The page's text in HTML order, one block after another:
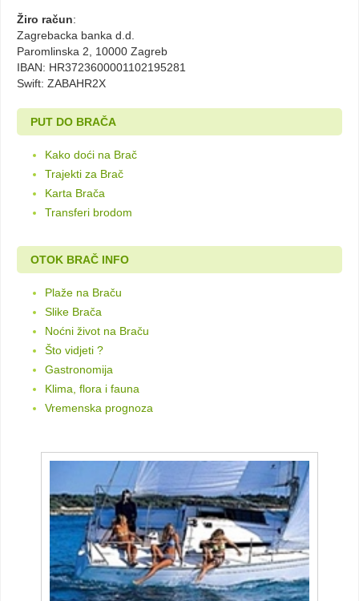
Žiro račun:
Zagrebacka banka d.d.
Paromlinska 2, 10000 Zagreb
IBAN: HR3723600001102195281
Swift: ZABAHR2X
PUT DO BRAČA
Kako doći na Brač
Trajekti za Brač
Karta Brača
Transferi brodom
OTOK BRAČ INFO
Plaže na Braču
Slike Brača
Noćni život na Braču
Što vidjeti ?
Gastronomija
Klima, flora i fauna
Vremenska prognoza